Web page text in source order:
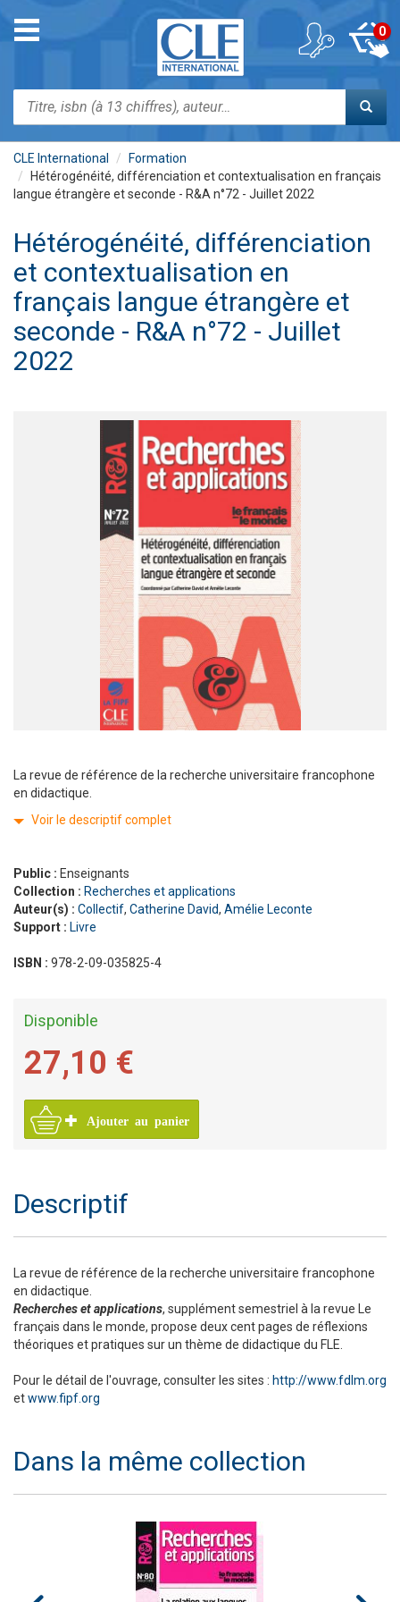
contenu
Toggle
navigation
Rechercher
0
CLE International
Formation
Hétérogénéité, différenciation et contextualisation en français
langue étrangère et seconde - R&A n°72 - Juillet 2022
Hétérogénéité, différenciation
et contextualisation en
français langue étrangère et
seconde - R&A n°72 - Juillet
2022
La revue de référence de la recherche universitaire francophone
en didactique.
Voir le descriptif complet
Public : Enseignants
Collection : Recherches et applications
Auteur(s) : Collectif, Catherine David, Amélie Leconte
Support : Livre
ISBN : 978-2-09-035825-4
Disponible
27,10 €
Ajouter au panier
Descriptif
La revue de référence de la recherche universitaire francophone
en didactique.
Recherches et applications, supplément semestriel à la revue Le
français dans le monde, propose deux cent pages de réflexions
théoriques et pratiques sur un thème de didactique du FLE.
Pour le détail de l'ouvrage, consulter les sites : http://www.fdlm.org
etwww.fipf.org
Dans la même collection